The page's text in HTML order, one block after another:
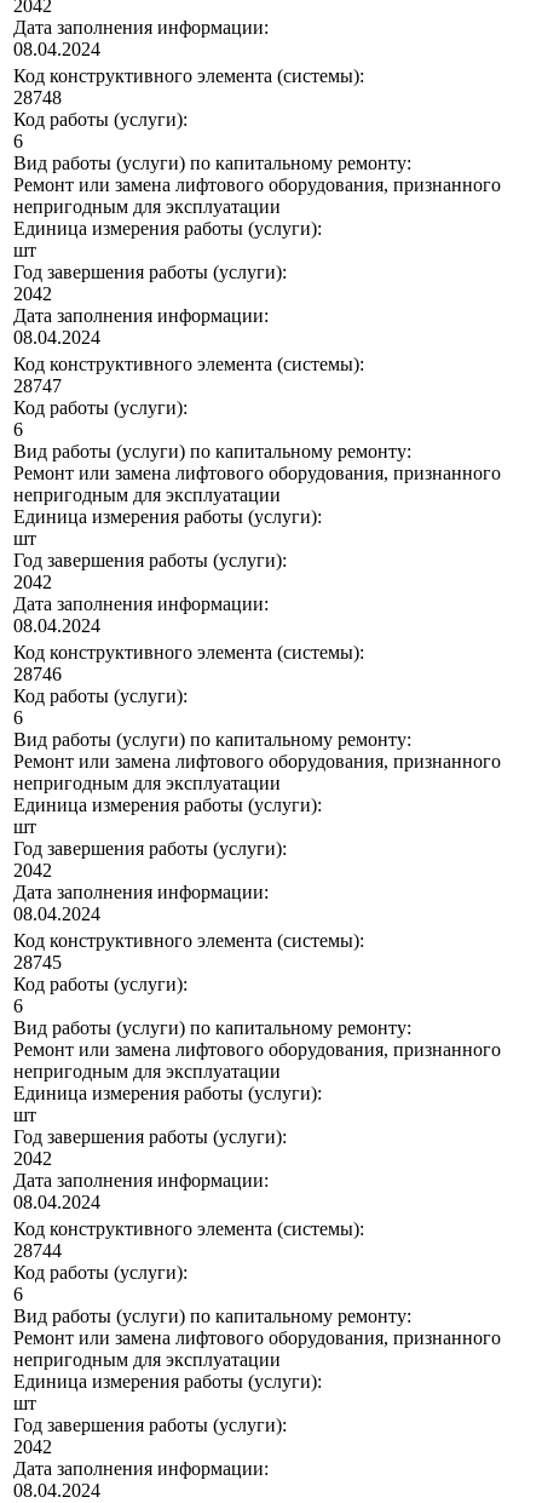
2042
Дата заполнения информации:
08.04.2024
Код конструктивного элемента (системы):
28748
Код работы (услуги):
6
Вид работы (услуги) по капитальному ремонту:
Ремонт или замена лифтового оборудования, признанного
непригодным для эксплуатации
Единица измерения работы (услуги):
шт
Год завершения работы (услуги):
2042
Дата заполнения информации:
08.04.2024
Код конструктивного элемента (системы):
28747
Код работы (услуги):
6
Вид работы (услуги) по капитальному ремонту:
Ремонт или замена лифтового оборудования, признанного
непригодным для эксплуатации
Единица измерения работы (услуги):
шт
Год завершения работы (услуги):
2042
Дата заполнения информации:
08.04.2024
Код конструктивного элемента (системы):
28746
Код работы (услуги):
6
Вид работы (услуги) по капитальному ремонту:
Ремонт или замена лифтового оборудования, признанного
непригодным для эксплуатации
Единица измерения работы (услуги):
шт
Год завершения работы (услуги):
2042
Дата заполнения информации:
08.04.2024
Код конструктивного элемента (системы):
28745
Код работы (услуги):
6
Вид работы (услуги) по капитальному ремонту:
Ремонт или замена лифтового оборудования, признанного
непригодным для эксплуатации
Единица измерения работы (услуги):
шт
Год завершения работы (услуги):
2042
Дата заполнения информации:
08.04.2024
Код конструктивного элемента (системы):
28744
Код работы (услуги):
6
Вид работы (услуги) по капитальному ремонту:
Ремонт или замена лифтового оборудования, признанного
непригодным для эксплуатации
Единица измерения работы (услуги):
шт
Год завершения работы (услуги):
2042
Дата заполнения информации:
08.04.2024